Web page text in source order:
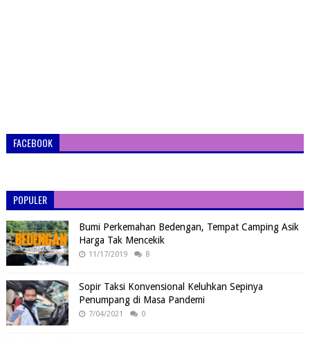
FACEBOOK
POPULER
Bumi Perkemahan Bedengan, Tempat Camping Asik
Harga Tak Mencekik
11/17/2019 8
Sopir Taksi Konvensional Keluhkan Sepinya
Penumpang di Masa Pandemi
7/04/2021 0